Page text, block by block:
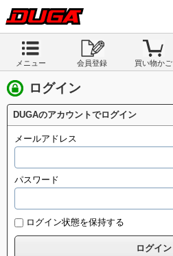
メニュー 会員登録 買い物かご
ログイン
DUGAのアカウントでログイン
メールアドレス
パスワード
ログイン状態を保持する